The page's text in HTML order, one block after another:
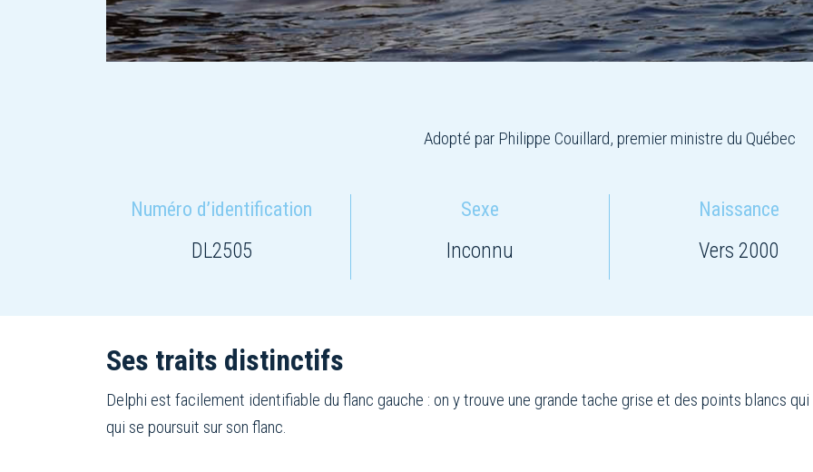
Adopté par Philippe Couillard, premier ministre du Québec
Numéro d’identification
DL2505
Sexe
Inconnu
Naissance
Vers 2000
Ses traits distinctifs
Delphi est facilement identifiable du flanc gauche : on y trouve une grande tache grise et des points blancs
qui se poursuit sur son flanc.